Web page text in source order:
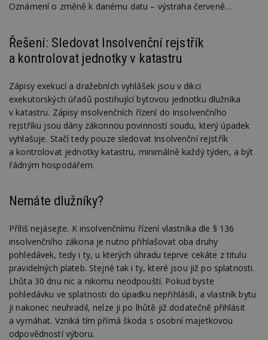
Oznámení o změně k danému datu – výstraha červeně…
Řešení: Sledovat Insolvenční rejstřík
a kontrolovat jednotky v katastru
Zápisy exekucí a dražebních vyhlášek jsou v dikci
exekutorských úřadů postihující bytovou jednotku dlužníka
v katastru. Zápisy insolvenčních řízení do Insolvenčního
rejstříku jsou dány zákonnou povinností soudu, který úpadek
vyhlašuje. Stačí tedy pouze sledovat Insolvenční rejstřík
a kontrolovat jednotky katastru, minimálně každý týden, a být
řádným hospodářem.
Nemáte dlužníky?
Příliš nejásejte. K insolvenčnímu řízení vlastníka dle § 136
insolvenčního zákona je nutno přihlašovat oba druhy
pohledávek, tedy i ty, u kterých úhradu teprve cekáte z titulu
pravidelných plateb. Stejně tak i ty, které jsou již po splatnosti.
Lhůta 30 dnu nic a nikomu neodpouští. Pokud byste
pohledávku ve splatnosti do úpadku nepřihlásili, a vlastník bytu
ji nakonec neuhradil, nelze ji po lhůtě již dodatečně přihlásit
a vymáhat. Vzniká tím přímá škoda s osobní majetkovou
odpovědností výboru.